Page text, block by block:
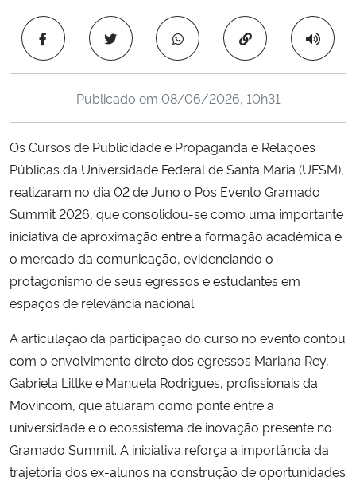
Ministério de Minas e Energia
Ministério da Ciência, Tecnologia, Inovações e Comunicações
Ministério do Turismo
Ministério do Desenvolvimento Regional
Controladoria-Geral da União
Ministério da Mulher, da Família e dos Direitos Humanos
Secretaria de Governo
Gabinete de Segurança Institucional
Advocacia-Geral da União
Copiar para área
Publicado em 08/06/2026, 10h31
Os Cursos de Publicidade e Propaganda e Relações
Públicas da Universidade Federal de Santa Maria (UFSM),
realizaram no dia 02 de Juno o Pós Evento Gramado
Summit 2026, que consolidou-se como uma importante
iniciativa de aproximação entre a formação acadêmica e
o mercado da comunicação, evidenciando o
protagonismo de seus egressos e estudantes em
espaços de relevância nacional.
A articulação da participação do curso no evento contou
com o envolvimento direto dos egressos Mariana Rey,
Gabriela Littke e Manuela Rodrigues, profissionais da
Movincom, que atuaram como ponte entre a
universidade e o ecossistema de inovação presente no
Gramado Summit. A iniciativa reforça a importância da
trajetória dos ex-alunos na construção de oportunidades